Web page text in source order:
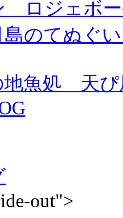
ロジェボ
島のてぬぐ
地魚処 天ぴ
out">